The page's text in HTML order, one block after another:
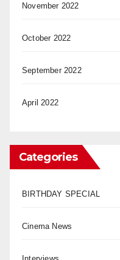
November 2022
October 2022
September 2022
April 2022
Categories
BIRTHDAY SPECIAL
Cinema News